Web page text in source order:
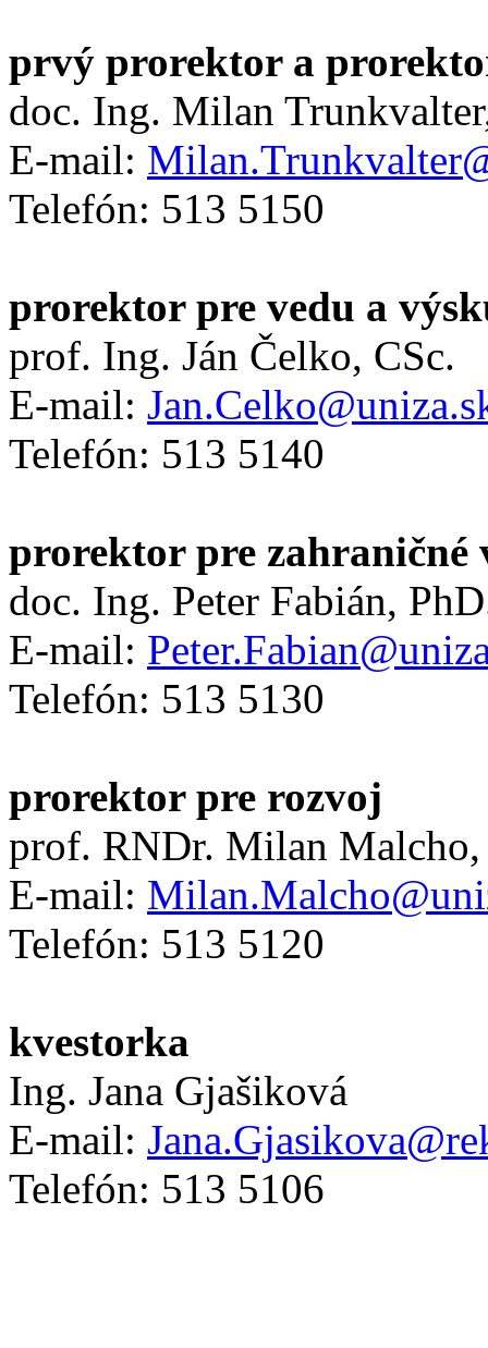
prvý prorektor a
doc. Ing. Milan
E-mail:
Telefón: 513 5150
prorektor pre vedu a
prof. Ing. Ján Čelko, CSc.
E-mail:
Telefón: 513 5140
prorektor pre
doc. Ing. Peter Fabián,
E-mail:
Telefón: 513 5130
prorektor pre rozvoj
prof. RNDr. Milan Malcho,
E-mail:
Telefón: 513 5120
kvestorka
Ing. Jana Gjašiková
E-mail:
Telefón: 513 5106